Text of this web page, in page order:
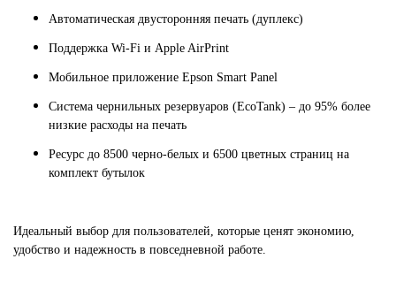
Автоматическая двусторонняя печать (дуплекс)
Поддержка Wi-Fi и Apple AirPrint
Мобильное приложение Epson Smart Panel
Система чернильных резервуаров (EcoTank) – до 95% более
низкие расходы на печать
Ресурс до 8500 черно-белых и 6500 цветных страниц на
комплект бутылок
Идеальный выбор для пользователей, которые ценят экономию,
удобство и надежность в повседневной работе.